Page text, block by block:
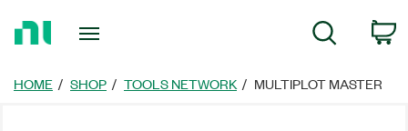
Page
Search
HOME SHOP TOOLS NETWORK MULTIPLOT MASTER